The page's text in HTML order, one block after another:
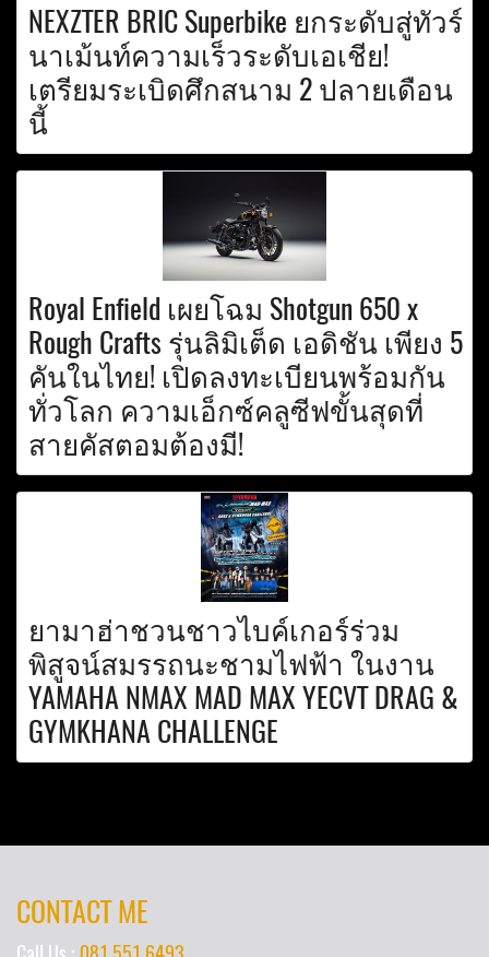
NEXZTER BRIC Superbike ยกระดับสู่ทัวร์
นาเม้นท์ความเร็วระดับเอเชีย!
เตรียมระเบิดศึกสนาม 2 ปลายเดือน
นี้
Royal Enfield เผยโฉม Shotgun 650 x
Rough Crafts รุ่นลิมิเต็ด เอดิชัน เพียง 5
คันในไทย! เปิดลงทะเบียนพร้อมกัน
ทั่วโลก ความเอ็กซ์คลูซีฟขั้นสุดที่
สายคัสตอมต้องมี!
ยามาฮ่าชวนชาวไบค์เกอร์ร่วม
พิสูจน์สมรรถนะชามไฟฟ้า ในงาน
YAMAHA NMAX MAD MAX YECVT DRAG &
GYMKHANA CHALLENGE
CONTACT ME